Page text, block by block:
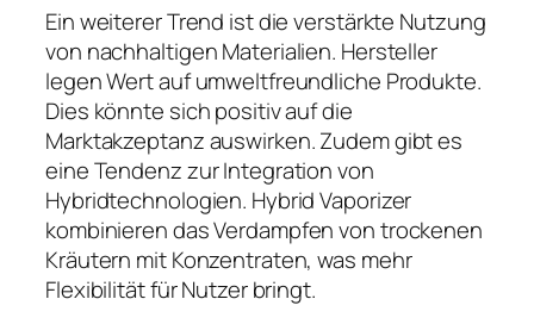
Ein weiterer Trend ist die verstärkte Nutzung
von nachhaltigen Materialien. Hersteller
legen Wert auf umweltfreundliche Produkte.
Dies könnte sich positiv auf die
Marktakzeptanz auswirken. Zudem gibt es
eine Tendenz zur Integration von
Hybridtechnologien. Hybrid Vaporizer
kombinieren das Verdampfen von trockenen
Kräutern mit Konzentraten, was mehr
Flexibilität für Nutzer bringt.